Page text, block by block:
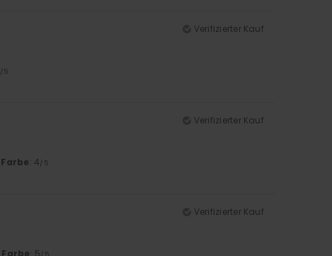
Verifizierter Kauf
/5
Verifizierter Kauf
Farbe: 4/5
Verifizierter Kauf